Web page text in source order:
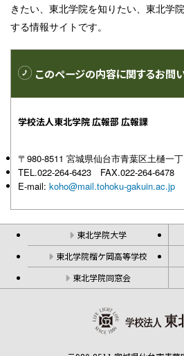
きたい、東北学院を知りたい、東北学
する情報サイトです。
このページの内容に関するお問
学校法人東北学院 広報部 広報課
〒980-8511 宮城県仙台市青葉区土樋一
TEL.022-264-6423 FAX.022-264-6478
E-mail: koho@mail.tohoku-gakuin.ac.jp
東北学院大学
東北学院榴ケ岡高等学校
東北学院同窓会